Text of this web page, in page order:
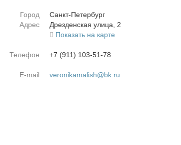
Город
Санкт-Пе­тер­бург
Адрес
Дрез­ден­ская ули­ца, 2
Показать на карте
Телефон +7 (911) 103-51-78
E-mail veronikamalish@bk.ru